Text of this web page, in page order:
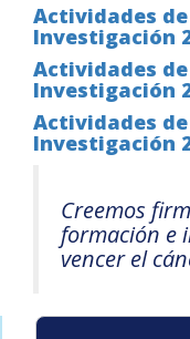
Actividades
Investigación
Actividades
Investigación
Actividades
Investigación
Creemos
formación e
vencer el